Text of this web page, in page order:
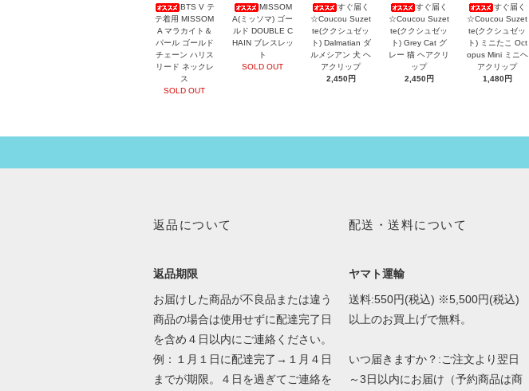
BTS V テ
テ着用 MISSOM
A マラカイト＆
パール ゴールド
チェーン ハリス
リード ネックレ
ス
SOLD OUT
MISSOM
A(ミッソマ) ゴー
ルド DOUBLE C
HAIN ブレスレッ
ト
SOLD OUT
すぐ届く
☆Coucou Suzet
te(ククシュゼッ
ト) Dalmatian ダ
ルメシアン 犬 ヘ
アクリップ
2,450円
すぐ届く
☆Coucou Suzet
te(ククシュゼッ
ト) Grey Cat グ
レー 猫 ヘアクリ
ップ
2,450円
すぐ届く
☆Coucou Suzet
te(ククシュゼッ
ト) ミニたこ Oct
opus Mini ミニヘ
アクリップ
1,480円
返品について
返品期限
お届けした商品が不良品または違う
商品の場合は使用せずに配達完了日
を含め４日以内にご連絡ください。
例：１月１日に配達完了→１月４日
までが期限。４日を過ぎてご連絡を
配送・送料について
ヤマト運輸
送料:550円(税込) ※5,500円(税込)
以上のお買上げで無料。
いつ届きますか？:ご注文より翌日
～3日以内にお届け（予約商品は商